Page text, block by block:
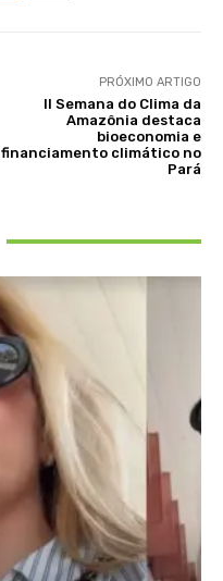
PRÓXIMO ARTIGO
II Semana do Clima da
Amazônia destaca
bioeconomia e
financiamento climático no
Pará